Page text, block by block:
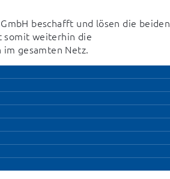
beschafft und lösen die beiden
somit weiterhin die
gesamten Netz.